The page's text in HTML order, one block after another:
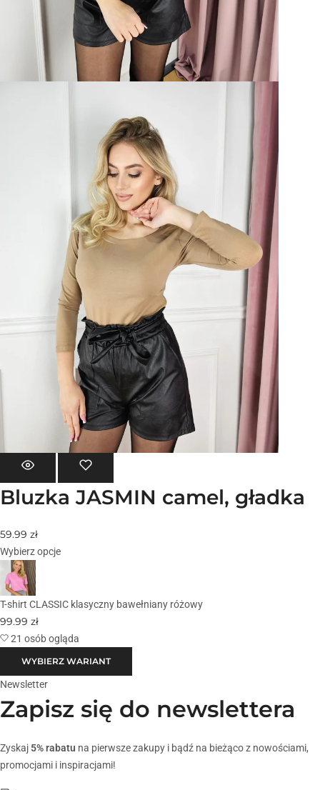
Bluzka JASMIN camel, gładka
59.99 zł
Wybierz opcje
T-shirt CLASSIC klasyczny bawełniany różowy
99.99 zł
21 osób ogląda
WYBIERZ WARIANT
Newsletter
Zapisz się do newslettera
Zyskaj 5% rabatu na pierwsze zakupy i bądź na bieżąco z nowościami,
promocjami i inspiracjami!